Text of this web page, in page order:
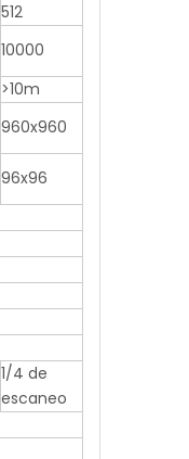
512
10000
>10m
960x960
96x96
1/4 de
escaneo